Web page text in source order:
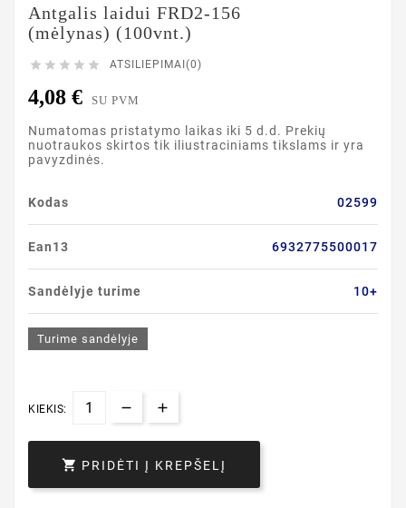
Antgalis laidui FRD2-156
(mėlynas) (100vnt.)
     ATSILIEPIMAI(0)
4,08 € SU PVM
Numatomas pristatymo laikas iki 5 d.d. Prekių
nuotraukos skirtos tik iliustraciniams tikslams ir yra
pavyzdinės.
Kodas 02599
Ean13 6932775500017
Sandėlyje turime 10+
Turime sandėlyje
KIEKIS:
 PRIDĖTI Į KREPŠELĮ